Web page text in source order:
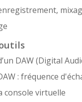
DAW (Digital
: fréquence
console virtuelle